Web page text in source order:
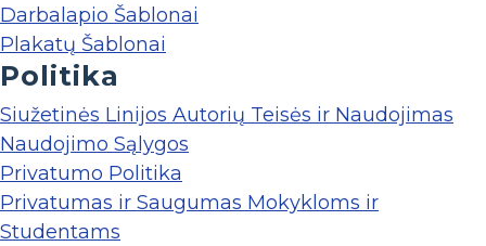
Darbalapio Šablonai
Plakatų Šablonai
Politika
Siužetinės Linijos Autorių Teisės ir Naudojimas
Naudojimo Sąlygos
Privatumo Politika
Privatumas ir Saugumas Mokykloms ir
Studentams